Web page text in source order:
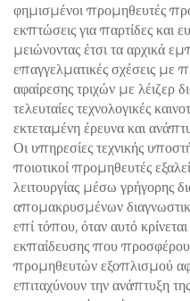
φημισμένοι προμηθευτές
εκπτώσεις για παρτίδες και
μειώνοντας έτσι τα αρχικά
επαγγελματικές σχέσεις με
αφαίρεσης τριχών με λέιζερ
τελευταίες τεχνολογικές
εκτεταμένη έρευνα και
Οι υπηρεσίες τεχνικής
ποιοτικοί προμηθευτές
λειτουργίας μέσω γρήγορης
απομακρυσμένων
επί τόπου, όταν αυτό
εκπαίδευσης που
προμηθευτών εξοπλισμού
επιταχύνουν την ανάπτυξη